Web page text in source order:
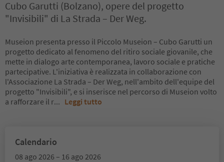
Cubo Garutti (Bolzano), opere del progetto
"Invisibili" di La Strada – Der Weg.
Museion presenta presso il Piccolo Museion – Cubo Garutti un
progetto dedicato al fenomeno del ritiro sociale giovanile, che
mette in dialogo arte contemporanea, lavoro sociale e pratiche
partecipative. L'iniziativa è realizzata in collaborazione con
l'Associazione La Strada – Der Weg, nell'ambito dell'equipe del
progetto "Invisibili", e si inserisce nel percorso di Museion volto
a rafforzare il r... Leggi tutto
Calendario
08 ago 2026 – 16 ago 2026